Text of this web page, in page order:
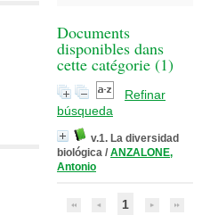
Documents
disponibles dans
cette catégorie (1)
Refinar
búsqueda
v.1. La diversidad
biológica / ANZALONE,
Antonio
1